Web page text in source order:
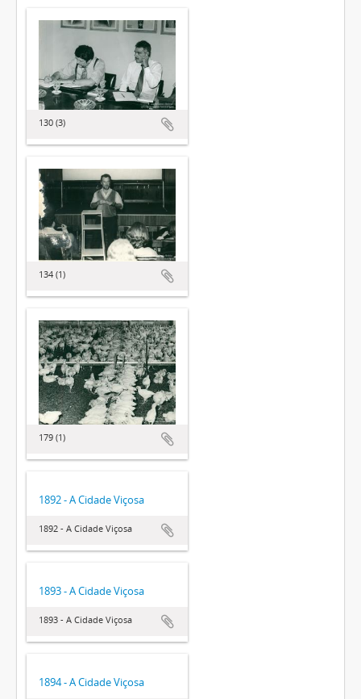
130 (3)
134 (1)
179 (1)
1892 - A Cidade Viçosa
1892 - A Cidade Viçosa
1893 - A Cidade Viçosa
1893 - A Cidade Viçosa
1894 - A Cidade Viçosa